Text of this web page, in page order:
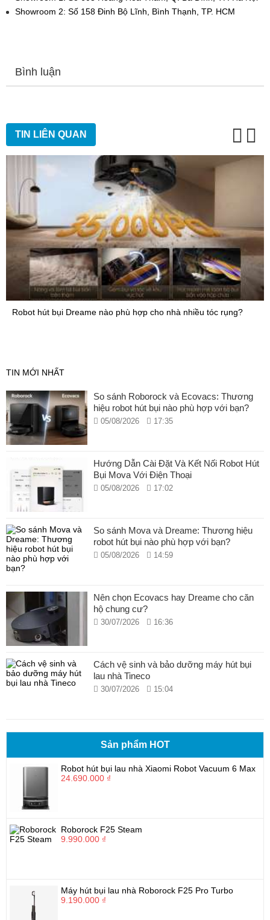
Showroom 2: Số 158 Đinh Bộ Lĩnh, Bình Thạnh, TP. HCM
Bình luận
TIN LIÊN QUAN
Robot hút bụi Dreame nào phù hợp cho nhà nhiều tóc rụng?
TIN MỚI NHẤT
So sánh Roborock và Ecovacs: Thương
hiệu robot hút bụi nào phù hợp với bạn?
05/08/2026 17:35
Hướng Dẫn Cài Đặt Và Kết Nối Robot Hút
Bụi Mova Với Điện Thoại
05/08/2026 17:02
So sánh Mova và Dreame: Thương hiệu
robot hút bụi nào phù hợp với bạn?
05/08/2026 14:59
Nên chọn Ecovacs hay Dreame cho căn
hộ chung cư?
30/07/2026 16:36
Cách vệ sinh và bảo dưỡng máy hút bụi
lau nhà Tineco
30/07/2026 15:04
Sản phẩm HOT
Robot hút bụi lau nhà Xiaomi Robot Vacuum 6 Max
24.690.000 ₫
Roborock F25 Steam
9.990.000 ₫
Máy hút bụi lau nhà Roborock F25 Pro Turbo
9.190.000 ₫